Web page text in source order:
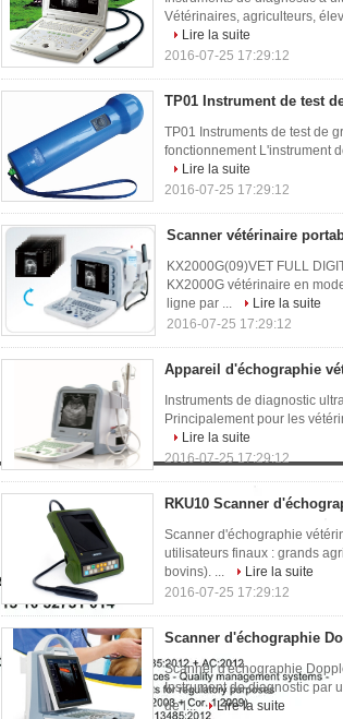
Vétérinaires, agriculteurs,
Lire la suite
2016-07-25 17:29:12
TP01 Instrument de test
TP01 Instruments de test de
fonctionnement L'instrument
Lire la suite
2016-07-25 17:29:12
Scanner vétérinaire
KX2000G(09)VET FULL
KX2000G vétérinaire en
ligne par ...
Lire la suite
2016-07-25 17:29:12
Appareil d'échographie
Instruments de diagnostic
Principalement pour les
Lire la suite
2016-07-25 17:29:12
RKU10 Scanner
Scanner d'échographie
utilisateurs finaux : grands
bovins). ...
Lire la suite
2016-07-25 17:29:12
Scanner d'échographie
Scanner d'échographie
Instrument de diagnostic par
de l...
Lire la suite